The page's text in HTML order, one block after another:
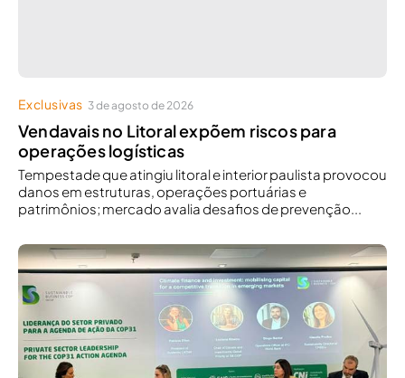
Exclusivas 3 de agosto de 2026
Vendavais no Litoral expõem riscos para
operações logísticas
Tempestade que atingiu litoral e interior paulista provocou
danos em estruturas, operações portuárias e
patrimônios; mercado avalia desafios de prevenção...